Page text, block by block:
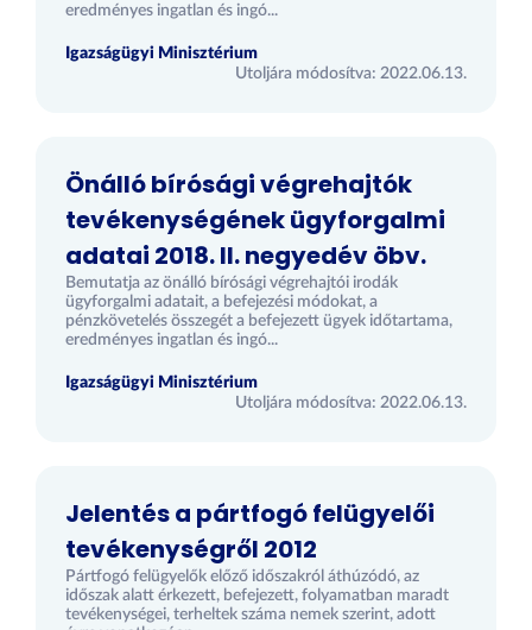
eredményes ingatlan és ingó...
Igazságügyi Minisztérium
Utoljára módosítva: 2022.06.13.
Önálló bírósági végrehajtók
tevékenységének ügyforgalmi
adatai 2018. II. negyedév öbv.
Bemutatja az önálló bírósági végrehajtói irodák
ügyforgalmi adatait, a befejezési módokat, a
pénzkövetelés összegét a befejezett ügyek időtartama,
eredményes ingatlan és ingó...
Igazságügyi Minisztérium
Utoljára módosítva: 2022.06.13.
Jelentés a pártfogó felügyelői
tevékenységről 2012
Pártfogó felügyelők előző időszakról áthúzódó, az
időszak alatt érkezett, befejezett, folyamatban maradt
tevékenységei, terheltek száma nemek szerint, adott